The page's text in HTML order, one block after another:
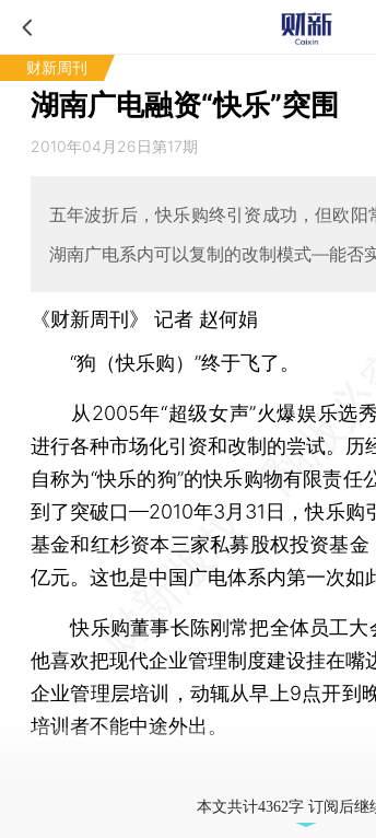
财新周刊
湖南广电融资“快乐”突围
2010年04月26日第17期
五年波折后，快乐购终引资成功，但欧
湖南广电系内可以复制的改制模式—能否
《财新周刊》 记者 赵何娟
“狗（快乐购）”终于飞了。
从2005年“超级女声”火爆娱乐选
进行各种市场化引资和改制的尝试。历
自称为“快乐的狗”的快乐购物有限责任
到了突破口—2010年3月31日，快乐购
基金和红杉资本三家私募股权投资基
亿元。这也是中国广电体系内第一次如
快乐购董事长陈刚常把全体员工大会
他喜欢把现代企业管理制度建设挂在嘴
企业管理层培训，动辄从早上9点开到
培训者不能中途外出。
本文共计4362字 订阅后继